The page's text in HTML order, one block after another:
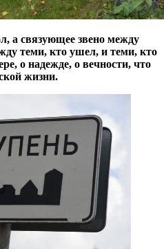
а связующее звено между
теми, кто ушел, и теми, кто
о надежде, о вечности, что
жизни.